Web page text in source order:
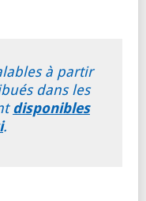
à partir
dans les
disponibles
.